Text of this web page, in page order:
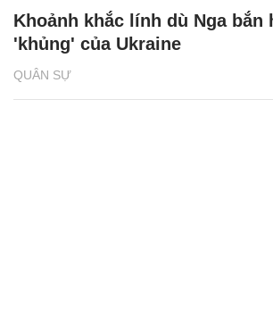
QUÂN SỰ
Khoảnh khắc lính dù Nga bắn
'khủng' của Ukraine